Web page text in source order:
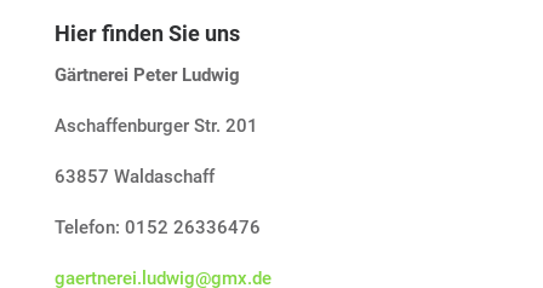
Hier finden Sie uns
Gärtnerei Peter Ludwig
Aschaffenburger Str. 201
63857 Waldaschaff
Telefon: 0152 26336476
gaertnerei.ludwig@gmx.de